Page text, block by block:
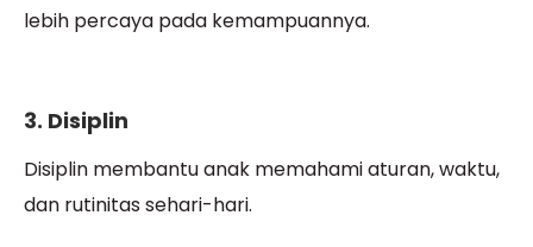
lebih percaya pada kemampuannya.
3. Disiplin
Disiplin membantu anak memahami aturan, waktu,
dan rutinitas sehari-hari.